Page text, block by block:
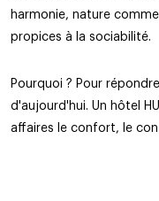
harmonie, nature
propices à la sociabilité.
Pourquoi ? Pour
d'aujourd'hui. Un hôtel
affaires le confort, le